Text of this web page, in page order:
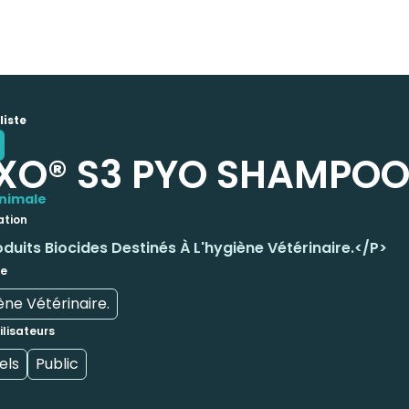
S3 PYO
Biocides Destinés À L'hygiène Vétérinaire.</p>
Vétérinaire.
Public